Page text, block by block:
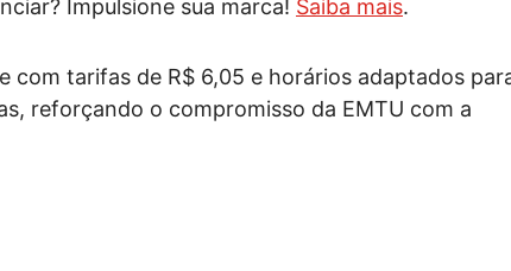
Impulsione sua marca! Saiba mais.
com tarifas de R$ 6,05 e horários adaptados
reforçando o compromisso da EMTU com a